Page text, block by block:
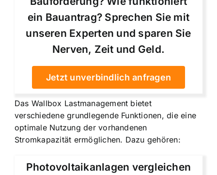
ein Bauantrag? Sprechen Sie mit
unseren Experten und sparen Sie
Nerven, Zeit und Geld.
Jetzt unverbindlich anfragen
Das Wallbox Lastmanagement bietet
verschiedene grundlegende Funktionen, die eine
optimale Nutzung der vorhandenen
Stromkapazität ermöglichen. Dazu gehören:
Photovoltaikanlagen vergleichen